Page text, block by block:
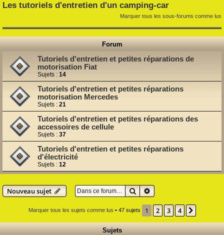
h
e
e
Les tutoriels d'entretien d'un camping-car
Marquer tous les sous-forums comme lus
Forum
Tutoriels d'entretien et petites réparations de
motorisation Fiat
Sujets : 14
Tutoriels d'entretien et petites réparations
motorisation Mercedes
Sujets : 21
Tutoriels d'entretien et petites réparations des
accessoires de cellule
Sujets : 37
Tutoriels d'entretien et petites réparations
d'électricité
Sujets : 12
Nouveau sujet RechercherRecherche avancée
Marquer tous les sujets comme lus • 47 sujets 1 2 3 4
Sujets